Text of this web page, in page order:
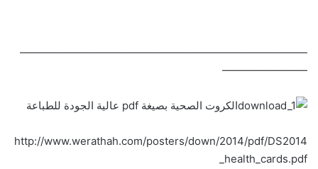
———————————————————————————
————————
الكروت الصحية بصيغة pdf عالية الجودة للطباعة
http://www.werathah.com/posters/down/2014/pdf/DS2014
_health_cards.pdf